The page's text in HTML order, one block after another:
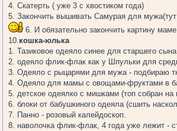
4. Скатерть ( уже 3 с хвостиком года)
5. Закончить вышивать Самурая для
6. И обязательно закончить картину
10.кошка-юлька
1. Тазиковое одеяло синее для старшего
2. одеяло флик-флак как у Шпульки для
3. Одеяло с рыцарями для мужа - подбираю
4. Одеяло для мамы с овощами-фруктами в
5. детское одеялко с мишками (топ собран
6. блоки от бабушкиного одеяла (сшить
7. Панно - розовый калейдоскоп.
8. наволочка флик-флак, 4 года уже лежит -